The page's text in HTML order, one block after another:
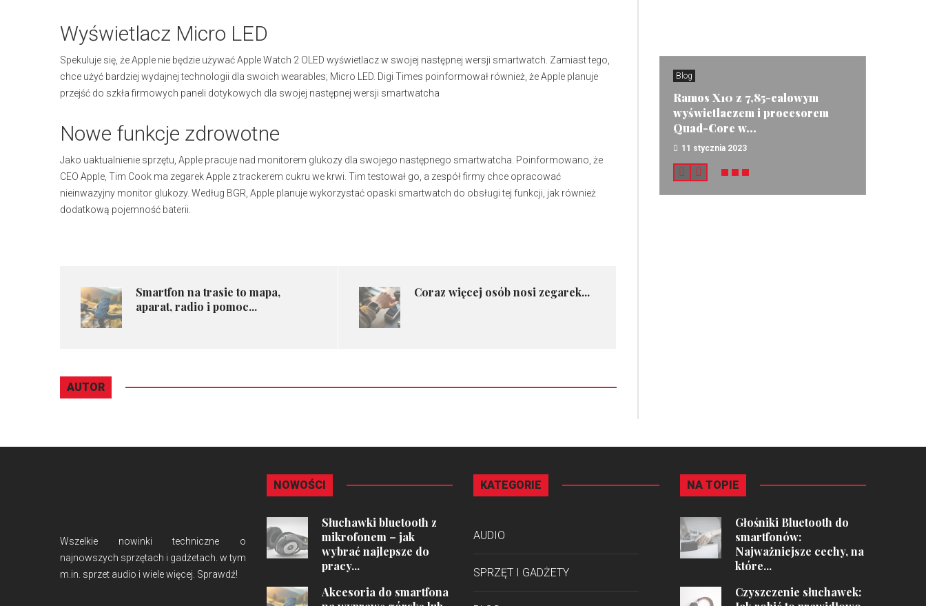
Wyświetlacz Micro LED
Spekuluje się, że Apple nie będzie używać Apple Watch 2 OLED wyświetlacz w swojej następnej wersji smartwatch. Zamiast tego,
chce użyć bardziej wydajnej technologii dla swoich wearables; Micro LED. Digi Times poinformował również, że Apple planuje
przejść do szkła firmowych paneli dotykowych dla swojej następnej wersji smartwatcha
Nowe funkcje zdrowotne
Jako uaktualnienie sprzętu, Apple pracuje nad monitorem glukozy dla swojego następnego smartwatcha. Poinformowano, że
CEO Apple, Tim Cook ma zegarek Apple z trackerem cukru we krwi. Tim testował go, a zespół firmy chce opracować
nieinwazyjny monitor glukozy. Według BGR, Apple planuje wykorzystać opaski smartwatch do obsługi tej funkcji, jak również
dodatkową pojemność baterii.
Smartfon na trasie to mapa,
aparat, radio i pomoc...
Coraz więcej osób nosi zegarek...
AUTOR
Blog
Ramos X10 z 7,85-calowym
wyświetlaczem i procesorem
Quad-Core w...
11 stycznia 2023
Wszelkie nowinki techniczne o
najnowszych sprzętach i gadżetach. w tym
m.in. sprzet audio i wiele więcej. Sprawdź!
NOWOŚCI
Słuchawki bluetooth z
mikrofonem – jak
wybrać najlepsze do
pracy...
Akcesoria do smartfona
KATEGORIE
AUDIO
SPRZĘT I GADŻETY
NA TOPIE
Głośniki Bluetooth do
smartfonów:
Najważniejsze cechy, na
które...
Czyszczenie słuchawek: